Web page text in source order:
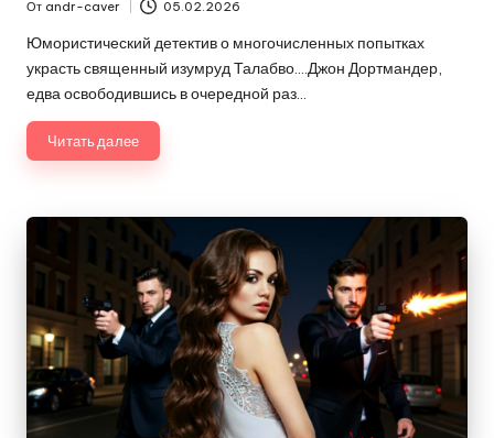
Запись
от
От andr-caver 05.02.2026
Юмористический детектив о многочисленных попытках
украсть священный изумруд Талабво….Джон Дортмандер,
едва освободившись в очередной раз…
Читать далее